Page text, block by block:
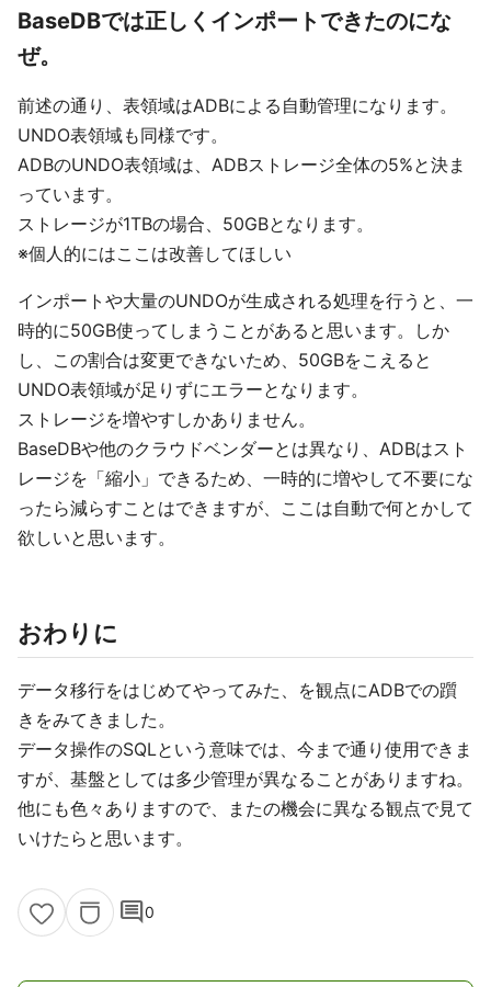
BaseDBでは正しくインポートできたのにな
ぜ。
前述の通り、表領域はADBによる自動管理になります。
UNDO表領域も同様です。
ADBのUNDO表領域は、ADBストレージ全体の5%と決ま
っています。
ストレージが1TBの場合、50GBとなります。
※個人的にはここは改善してほしい
インポートや大量のUNDOが生成される処理を行うと、一
時的に50GB使ってしまうことがあると思います。しか
し、この割合は変更できないため、50GBをこえると
UNDO表領域が足りずにエラーとなります。
ストレージを増やすしかありません。
BaseDBや他のクラウドベンダーとは異なり、ADBはスト
レージを「縮小」できるため、一時的に増やして不要にな
ったら減らすことはできますが、ここは自動で何とかして
欲しいと思います。
おわりに
データ移行をはじめてやってみた、を観点にADBでの躓
きをみてきました。
データ操作のSQLという意味では、今まで通り使用できま
すが、基盤としては多少管理が異なることがありますね。
他にも色々ありますので、またの機会に異なる観点で見て
いけたらと思います。
comment0